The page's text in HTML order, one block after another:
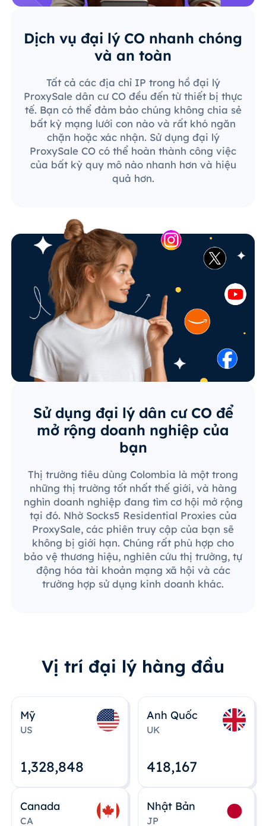
Dịch vụ đại lý CO nhanh chóng
và an toàn
Tất cả các địa chỉ IP trong hồ đại lý
ProxySale dân cư CO đều đến từ thiết bị thực
tế. Bạn có thể đảm bảo chúng không chia sẻ
bất kỳ mạng lưới con nào và rất khó ngăn
chặn hoặc xác nhận. Sử dụng đại lý
ProxySale CO có thể hoàn thành công việc
của bất kỳ quy mô nào nhanh hơn và hiệu
quả hơn.
Sử dụng đại lý dân cư CO để
mở rộng doanh nghiệp của
bạn
Thị trường tiêu dùng Colombia là một trong
những thị trường tốt nhất thế giới, và hàng
nghìn doanh nghiệp đang tìm cơ hội mở rộng
tại đó. Nhờ Socks5 Residential Proxies của
ProxySale, các phiên truy cập của bạn sẽ
không bị giới hạn. Chúng rất phù hợp cho
bảo vệ thương hiệu, nghiên cứu thị trường, tự
động hóa tài khoản mạng xã hội và các
trường hợp sử dụng kinh doanh khác.
Vị trí đại lý hàng đầu
Mỹ
US
1,328,848
Anh Quốc
UK
418,167
Canada
CA
Nhật Bản
JP